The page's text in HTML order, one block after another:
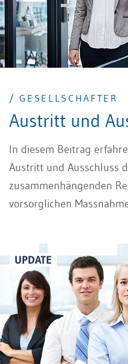
/ GESELLSCHAFTER
Austritt und
In diesem Beitrag
Austritt und Ausschluss
zusammenhängenden
vorsorglichen
UPDATE